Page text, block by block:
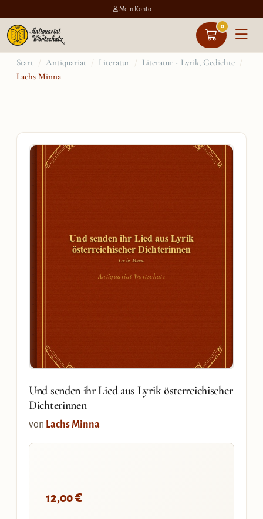
Mein Konto
0
Zum
Inhalt
Start / Antiquariat / Literatur / Literatur - Lyrik, Gedichte /
Lachs Minna
Und senden ihr Lied aus Lyrik
österreichischer Dichterinnen
Lachs Minna
Antiquariat Wortschatz
Und senden ihr Lied aus Lyrik österreichischer
Dichterinnen
von Lachs Minna
12,00€